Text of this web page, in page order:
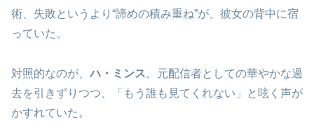
術、失敗というより“諦めの積み重ね”が、彼女の背中に宿
っていた。
対照的なのが、ハ・ミンス。元配信者としての華やかな過
去を引きずりつつ、「もう誰も見てくれない」と呟く声が
かすれていた。